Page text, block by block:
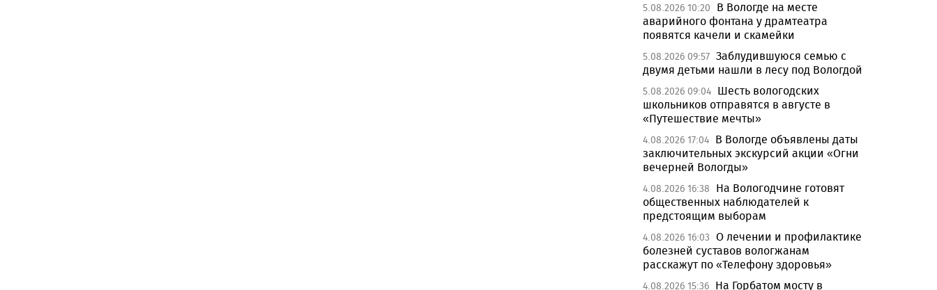
5.08.2026 10:20
В Вологде на месте
аварийного фонтана у драмтеатра
появятся качели и скамейки
5.08.2026 09:57 Заблудившуюся семью с
двумя детьми нашли в лесу под Вологдой
5.08.2026 09:04 Шесть вологодских
школьников отправятся в августе в
«Путешествие мечты»
4.08.2026 17:04 В Вологде объявлены даты
заключительных экскурсий акции «Огни
вечерней Вологды»
4.08.2026 16:38
На Вологодчине готовят
общественных наблюдателей к
предстоящим выборам
4.08.2026 16:03 О лечении и профилактике
болезней суставов вологжанам
расскажут по «Телефону здоровья»
4.08.2026 15:36 На Горбатом мосту в